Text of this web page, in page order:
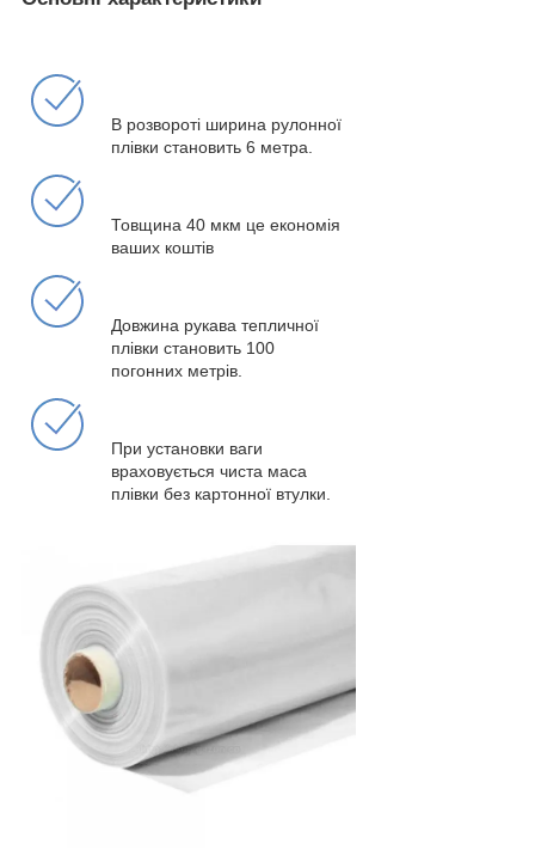
В розвороті ширина рулонної
плівки становить 6 метра.
Товщина 40 мкм це економія
ваших коштів
Довжина рукава тепличної
плівки становить 100
погонних метрів.
При установки ваги
враховується чиста маса
плівки без картонної втулки.